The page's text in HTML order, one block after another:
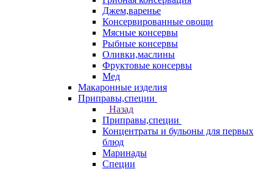
Джем,варенье
Консервированные овощи
Мясные консервы
Рыбные консервы
Оливки,маслины
Фруктовые консервы
Мед
Макаронные изделия
Приправы,специи
Назад
Приправы,специи
Концентраты и бульоны для первых
блюд
Маринады
Специи